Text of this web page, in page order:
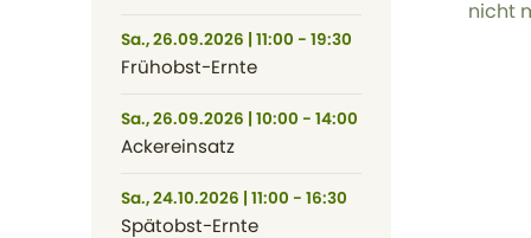
Sa., 26.09.2026 | 11:00 - 19:30
Frühobst-Ernte
Sa., 26.09.2026 | 10:00 - 14:00
Ackereinsatz
Sa., 24.10.2026 | 11:00 - 16:30
Spätobst-Ernte
nicht